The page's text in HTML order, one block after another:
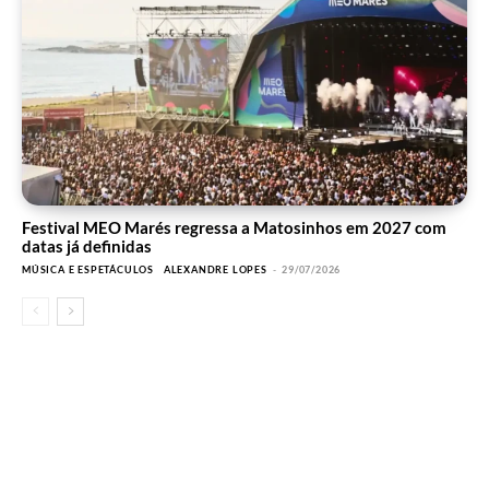
Festival MEO Marés regressa a Matosinhos em 2027 com
datas já definidas
MÚSICA E ESPETÁCULOS ALEXANDRE LOPES - 29/07/2026